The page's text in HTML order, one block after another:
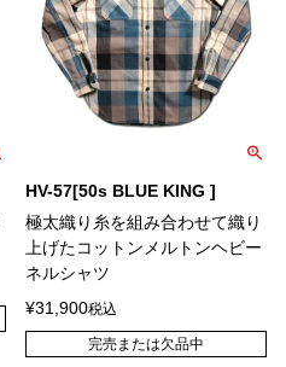
HV-57[50s BLUE KING ]
極太織り糸を組み合わせて織り
上げたコットンメルトンヘビー
ネルシャツ
¥31,900税込
完売または欠品中